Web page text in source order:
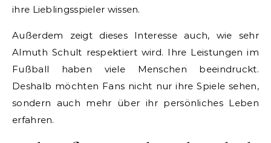
ihre Lieblingsspieler wissen.
Außerdem zeigt dieses Interesse auch, wie sehr
Almuth Schult respektiert wird. Ihre Leistungen im
Fußball haben viele Menschen beeindruckt.
Deshalb möchten Fans nicht nur ihre Spiele sehen,
sondern auch mehr über ihr persönliches Leben
erfahren.